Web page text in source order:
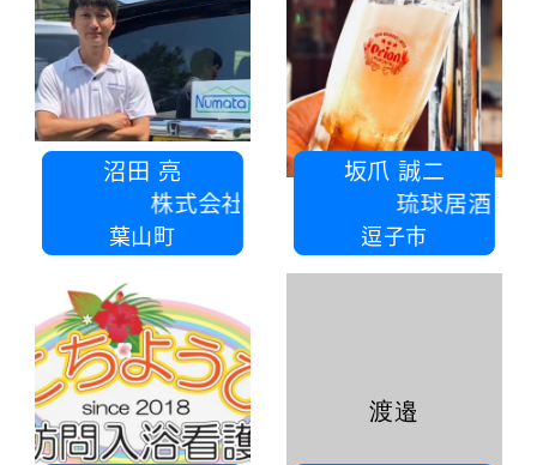
沼田 亮
株式会社ヌマタ
葉山町
坂爪 誠二
琉球居酒屋 来楽
逗子市
渡邉